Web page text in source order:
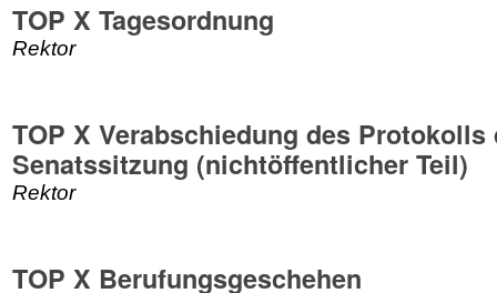
TOP X Tagesordnung
Rektor
TOP X Verabschiedung des
Senatssitzung (nichtöffentlicher Teil)
Rektor
TOP X Berufungsgeschehen